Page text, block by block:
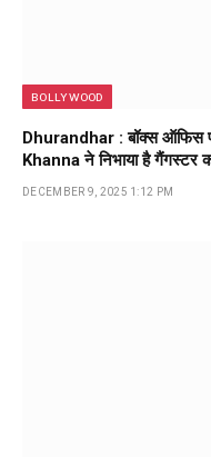
BOLLYWOOD
Dhurandhar : बॉक्स ऑफिस
Khanna ने निभाया है गैंगस्टर
DECEMBER 9, 2025 1:12 PM